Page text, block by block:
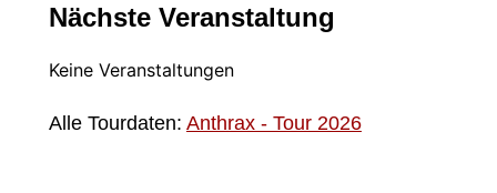
Nächste Veranstaltung
Keine Veranstaltungen
Alle Tourdaten: Anthrax - Tour 2026